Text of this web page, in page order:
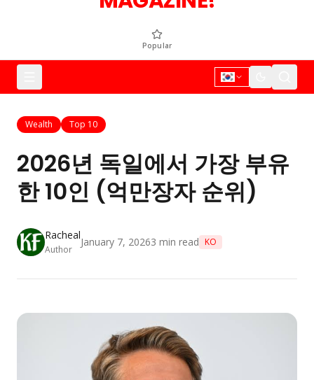
Popular
Wealth Top 10
2026년 독일에서 가장 부유
한 10인 (억만장자 순위)
Racheal
Author
January 7, 20263 min read KO